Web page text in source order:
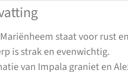
staat voor rust
is strak en evenwichtig.
van Impala graniet en